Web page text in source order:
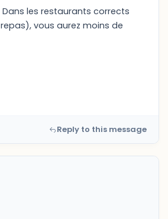
les restaurants corrects
repas), vous aurez moins de
Reply to this message